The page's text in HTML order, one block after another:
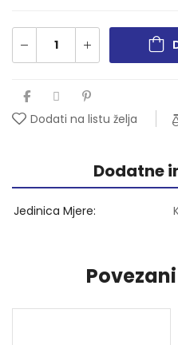
Dodati na listu želja
Dodatne
Jedinica Mjere